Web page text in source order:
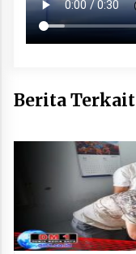
Berita Terkait